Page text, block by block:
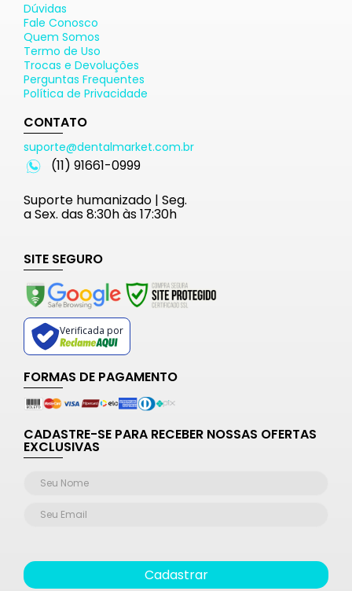
Dúvidas
Fale Conosco
Quem Somos
Termo de Uso
Trocas e Devoluções
Perguntas Frequentes
Política de Privacidade
CONTATO
suporte@dentalmarket.com.br
(11) 91661-0999
Suporte humanizado | Seg.
a Sex. das 8:30h às 17:30h
SITE SEGURO
Verificada por
FORMAS DE PAGAMENTO
CADASTRE-SE PARA RECEBER NOSSAS OFERTAS
EXCLUSIVAS
Cadastrar